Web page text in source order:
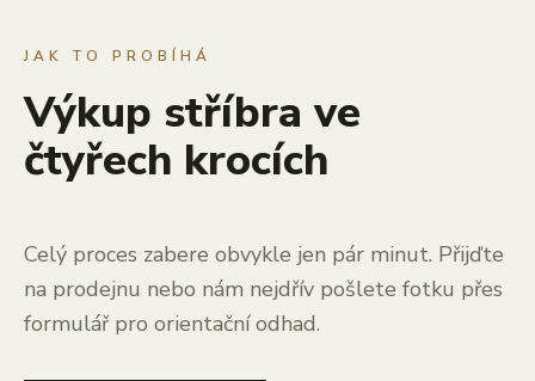
JAK TO PROBÍHÁ
Výkup stříbra ve
čtyřech krocích
Celý proces zabere obvykle jen pár minut. Přijďte
na prodejnu nebo nám nejdřív pošlete fotku přes
formulář pro orientační odhad.